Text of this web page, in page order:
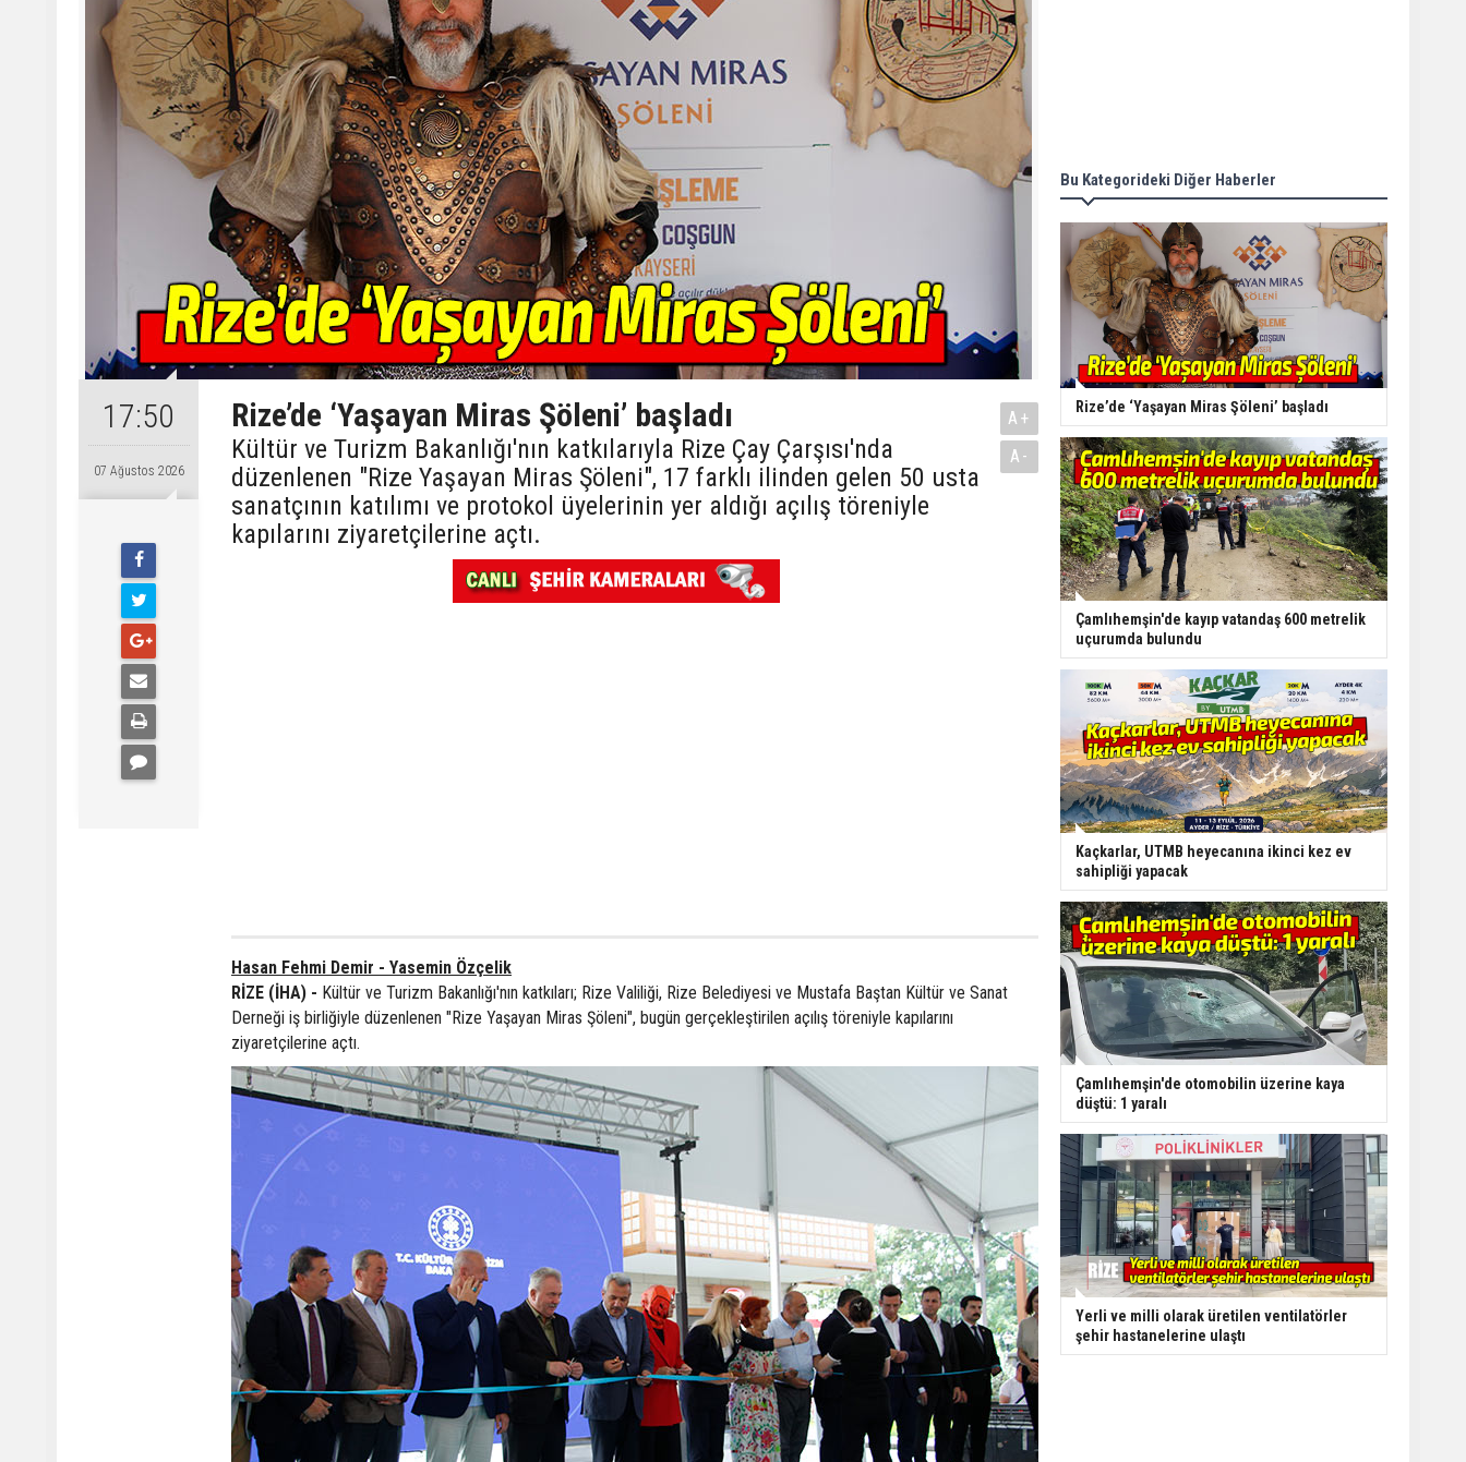
17:50
07 Ağustos 2026
Rize’de ‘Yaşayan Miras Şöleni’ başladı
Kültür ve Turizm Bakanlığı'nın katkılarıyla Rize Çay Çarşısı'nda
düzenlenen "Rize Yaşayan Miras Şöleni", 17 farklı ilinden gelen 50 usta
sanatçının katılımı ve protokol üyelerinin yer aldığı açılış töreniyle
kapılarını ziyaretçilerine açtı.
A+
A-
Hasan Fehmi Demir - Yasemin Özçelik
RİZE (İHA) - Kültür ve Turizm Bakanlığı'nın katkıları; Rize Valiliği, Rize Belediyesi ve Mustafa Baştan Kültür ve Sanat
Derneği iş birliğiyle düzenlenen "Rize Yaşayan Miras Şöleni", bugün gerçekleştirilen açılış töreniyle kapılarını
ziyaretçilerine açtı.
Bu Kategorideki Diğer Haberler
Rize’de ‘Yaşayan Miras Şöleni’ başladı
Çamlıhemşin'de kayıp vatandaş 600 metrelik
uçurumda bulundu
Kaçkarlar, UTMB heyecanına ikinci kez ev
sahipliği yapacak
Çamlıhemşin'de otomobilin üzerine kaya
düştü: 1 yaralı
Yerli ve milli olarak üretilen ventilatörler
şehir hastanelerine ulaştı